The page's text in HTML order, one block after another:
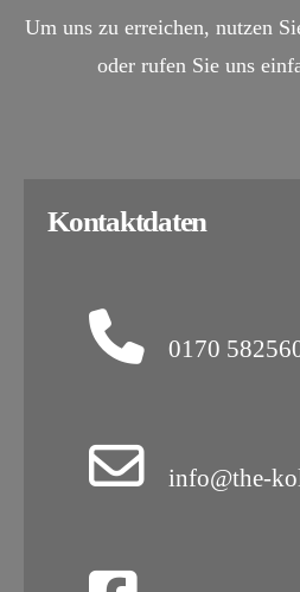
Um uns zu erreichen, nutzen
oder rufen Sie uns
Kontaktdaten
0170
info@the-